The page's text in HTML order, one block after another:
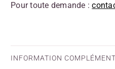
Pour toute demande :
INFORMATION